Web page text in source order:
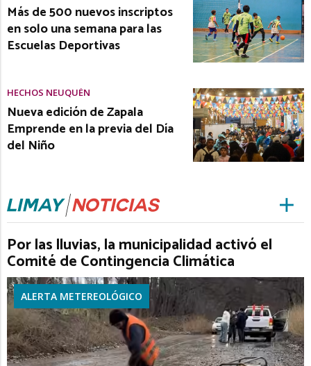
Más de 500 nuevos inscriptos
en solo una semana para las
Escuelas Deportivas
HECHOS NEUQUÉN
Nueva edición de Zapala
Emprende en la previa del Día
del Niño
Por las lluvias, la municipalidad activó el
Comité de Contingencia Climática
ALERTA METEREOLÓGICO